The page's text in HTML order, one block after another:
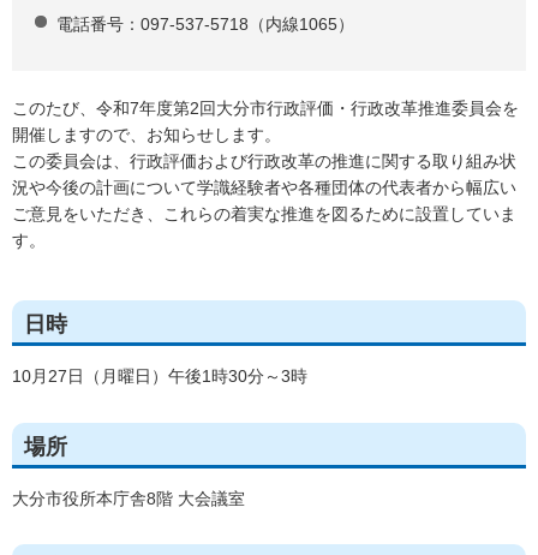
電話番号：097-537-5718（内線1065）
このたび、令和7年度第2回大分市行政評価・行政改革推進委員会を
開催しますので、お知らせします。
この委員会は、行政評価および行政改革の推進に関する取り組み状
況や今後の計画について学識経験者や各種団体の代表者から幅広い
ご意見をいただき、これらの着実な推進を図るために設置していま
す。
日時
10月27日（月曜日）午後1時30分～3時
場所
大分市役所本庁舎8階 大会議室